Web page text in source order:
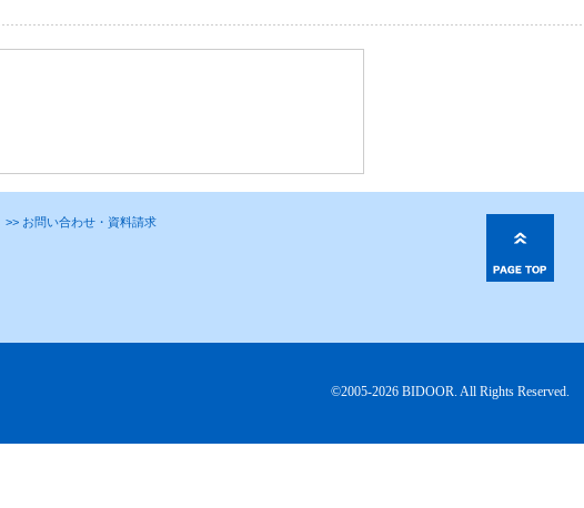
>> お問い合わせ・資料請求
©2005-2026 BIDOOR. All Rights Reserved.